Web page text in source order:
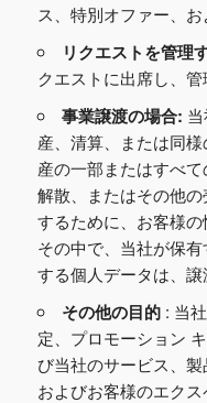
ス、特別オファー、お
リクエストを管理
クエストに出席し、管
事業譲渡の場合:
産、清算、または同
産の一部またはすべて
解散、またはその他
するために、お客様の
その中で、当社が保
する個人データは、譲
その他の目的 : 当
定、プロモーション
び当社のサービス、製
およびお客様のエク